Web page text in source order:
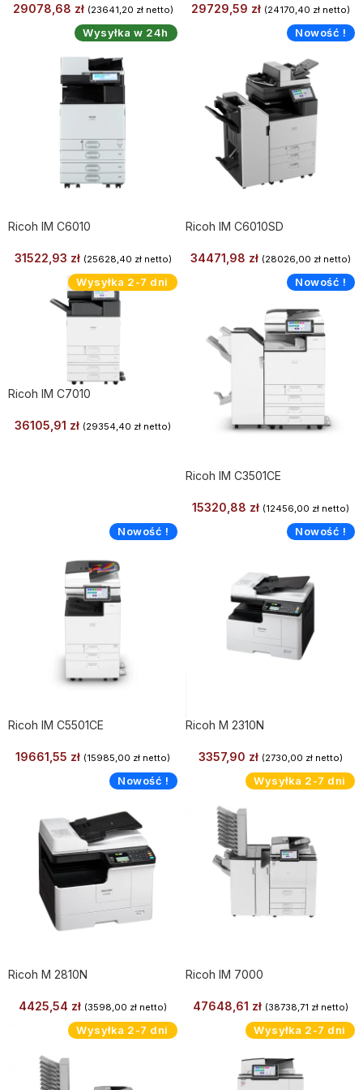
29078,68 zł (23641,20 złnetto) 29729,59 zł (24170,40 złnetto)
Wysyłka w 24h
Ricoh IM C6010
31522,93 zł (25628,40 złnetto)
Nowość !
Ricoh IM C6010SD
34471,98 zł (28026,00 złnetto)
Wysyłka 2-7 dni
Ricoh IM C7010
36105,91 zł (29354,40 zł netto)
Nowość !
Ricoh IM C3501CE
15320,88 zł (12456,00 złnetto)
Nowość !
Ricoh IM C5501CE
19661,55 zł (15985,00 zł netto)
Nowość !
Ricoh M 2310N
3357,90 zł (2730,00 złnetto)
Nowość !
Ricoh M 2810N
4425,54 zł (3598,00 zł netto)
Wysyłka 2-7 dni
Ricoh IM 7000
47648,61 zł (38738,71 złnetto)
Wysyłka 2-7 dni Wysyłka 2-7 dni